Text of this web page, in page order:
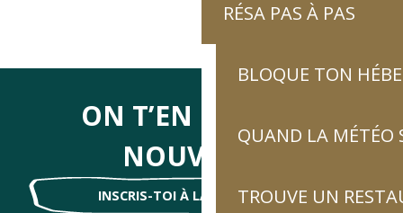
RÉSA PAS À PAS
BLOQUE TON
QUAND LA MÉTÉO
TROUVE UN
ON T’EN DIRA DES
NOUVELLES
INSCRIS-TOI À LA NEWSLETTER !